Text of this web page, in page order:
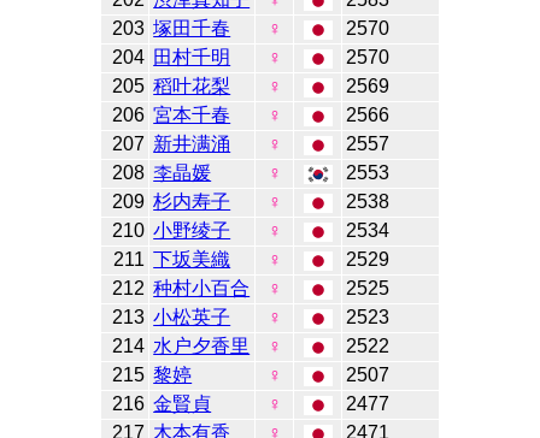
203 塚田千春 ♀
2570
204 田村千明 ♀
2570
205 稻叶花梨 ♀
2569
206 宮本千春 ♀
2566
207 新井满涌 ♀
2557
208 李晶媛 ♀
2553
209 杉内寿子 ♀
2538
210 小野绫子 ♀
2534
211 下坂美織 ♀
2529
212 种村小百合 ♀
2525
213 小松英子 ♀
2523
214 水户夕香里 ♀
2522
215 黎婷 ♀
2507
216 金賢貞 ♀
2477
217 木本有香 ♀
2471